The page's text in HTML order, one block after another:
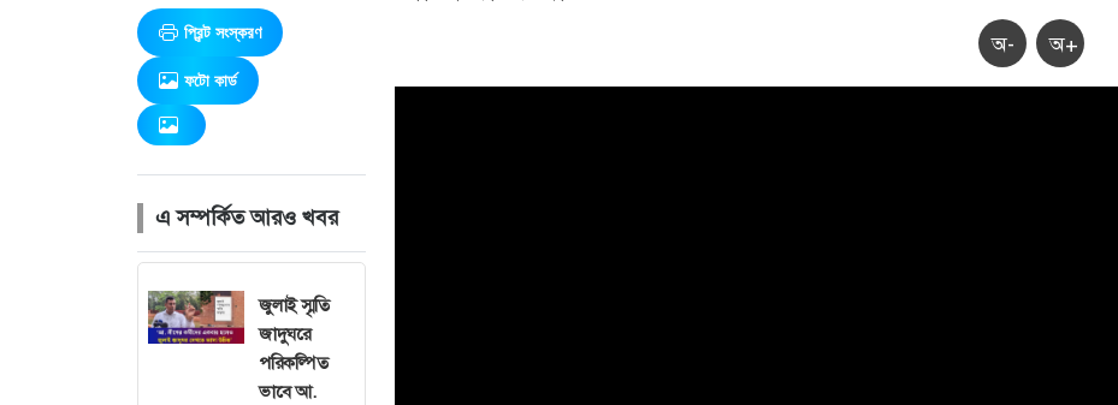
প্রিন্ট সংস্করণ
ফটো কার্ড
এ সম্পর্কিত আরও খবর
জুলাই স্মৃতি
জাদুঘরে
পরিকল্পিত
ভাবে আ.
অ- অ+